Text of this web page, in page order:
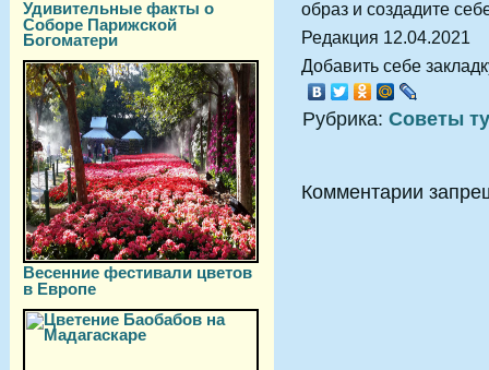
Удивительные факты о
Соборе Парижской
Богоматери
Весенние фестивали цветов
в Европе
образ и создадите
Редакция 12.04.2021
Добавить себе
Рубрика: Советы
Комментарии